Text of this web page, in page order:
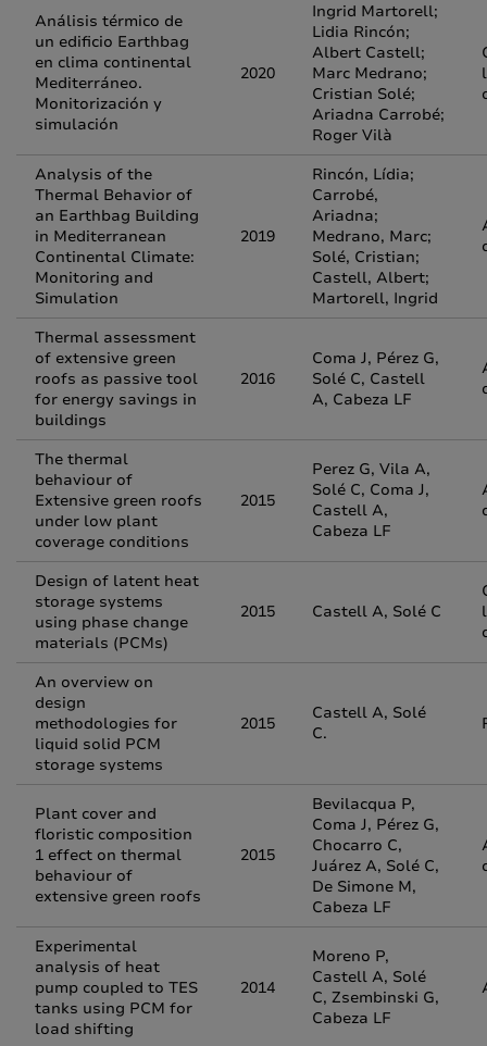
Análisis térmico de
un edificio Earthbag
en clima continental
Mediterráneo.
Monitorización y
simulación
2020
Ingrid Martorell;
Lidia Rincón;
Albert Castell;
Marc Medrano;
Cristian Solé;
Ariadna Carrobé;
Roger Vilà
Analysis of the
Thermal Behavior of
an Earthbag Building
in Mediterranean
Continental Climate:
Monitoring and
Simulation
2019
Rincón, Lídia;
Carrobé,
Ariadna;
Medrano, Marc;
Solé, Cristian;
Castell, Albert;
Martorell, Ingrid
Thermal assessment
of extensive green
roofs as passive tool
for energy savings in
buildings
2016
Coma J, Pérez G,
Solé C, Castell
A, Cabeza LF
The thermal
behaviour of
Extensive green roofs
under low plant
coverage conditions
2015
Perez G, Vila A,
Solé C, Coma J,
Castell A,
Cabeza LF
Design of latent heat
storage systems
using phase change
materials (PCMs)
2015 Castell A, Solé C
An overview on
design
methodologies for
liquid solid PCM
storage systems
2015
Castell A, Solé
C.
Plant cover and
floristic composition
1 effect on thermal
behaviour of
extensive green roofs
2015
Bevilacqua P,
Coma J, Pérez G,
Chocarro C,
Juárez A, Solé C,
De Simone M,
Cabeza LF
Experimental
analysis of heat
pump coupled to TES
tanks using PCM for
load shifting
2014
Moreno P,
Castell A, Solé
C, Zsembinski G,
Cabeza LF